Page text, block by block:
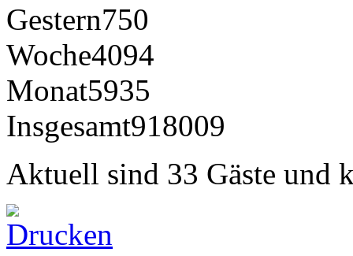
Gestern750
Woche4094
Monat5935
Insgesamt918009
Aktuell sind 33 Gäste und